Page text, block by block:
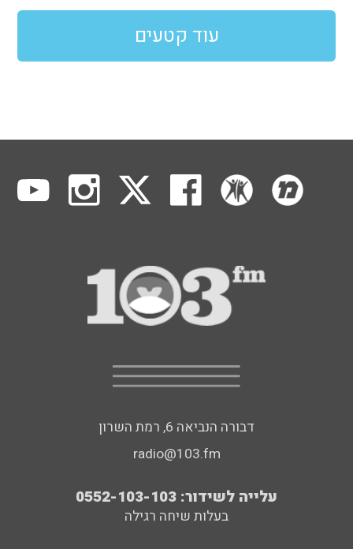
עוד קטעים
דבורה הנביאה 6, רמת השרון
radio@103.fm
עלייה לשידור: 0552-103-103
בעלות שיחה רגילה